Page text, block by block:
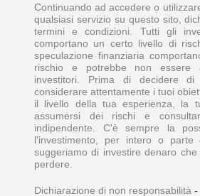
Continuando ad accedere o
qualsiasi servizio su questo sito,
termini e condizioni. Tutti gli
comportano un certo livello di
speculazione finanziaria
rischio e potrebbe non
investitori. Prima di decidere di
considerare attentamente i tuoi
il livello della tua esperienza, la
assumersi dei rischi e
indipendente. C'è sempre la
l'investimento, per intero o
suggeriamo di investire denaro
perdere.
Dichiarazione di non responsabilità -